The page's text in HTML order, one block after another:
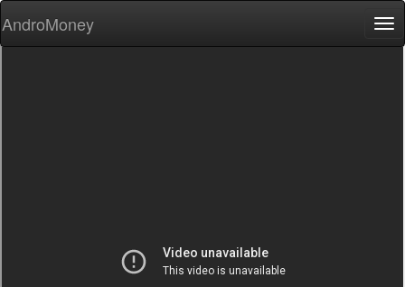
AndroMoney